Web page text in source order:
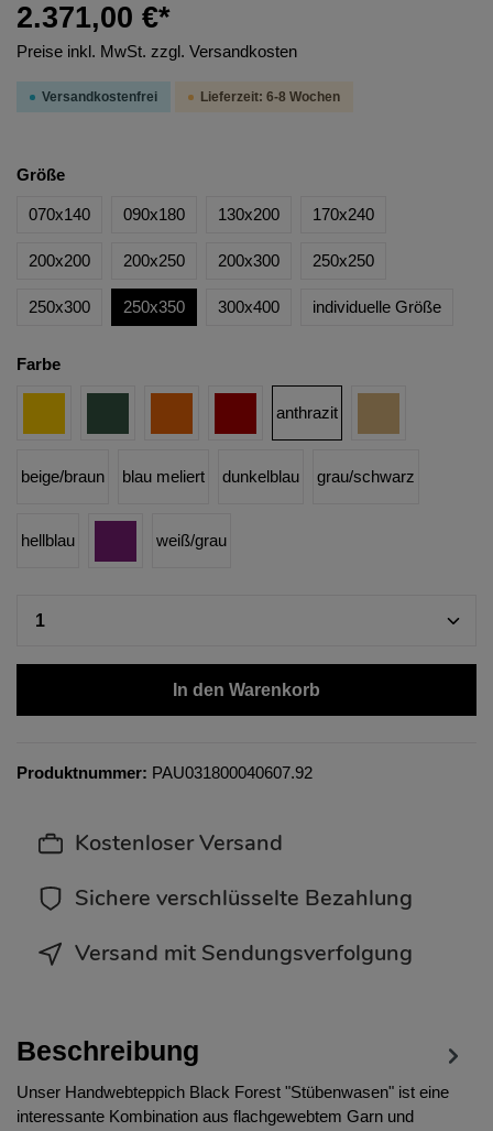
2.371,00 €*
Preise inkl. MwSt. zzgl. Versandkosten
Versandkostenfrei Lieferzeit: 6-8 Wochen
Größe
070x140 090x180 130x200 170x240
200x200 200x250 200x300 250x250
250x300 250x350 300x400 individuelle Größe
Farbe
anthrazit
beige/braun blau meliert dunkelblau grau/schwarz
hellblau weiß/grau
In den Warenkorb
Produktnummer: PAU031800040607.92
Kostenloser Versand
Sichere verschlüsselte Bezahlung
Versand mit Sendungsverfolgung
Beschreibung
Unser Handwebteppich Black Forest "Stübenwasen" ist eine
interessante Kombination aus flachgewebtem Garn und